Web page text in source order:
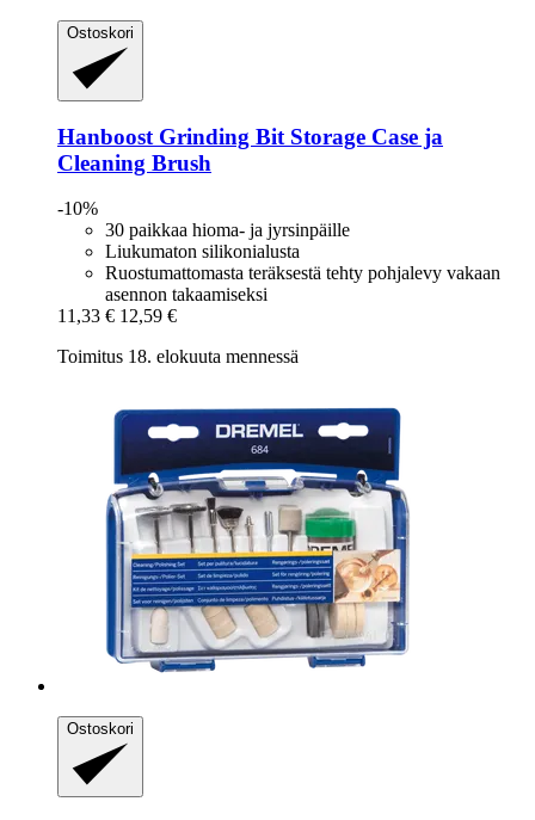
Ostoskori
Hanboost Grinding Bit Storage Case ja
Cleaning Brush
-10%
30 paikkaa hioma- ja jyrsinpäille
Liukumaton silikonialusta
Ruostumattomasta teräksestä tehty pohjalevy vakaan
asennon takaamiseksi
11,33 € 12,59 €
Toimitus 18. elokuuta mennessä
Ostoskori